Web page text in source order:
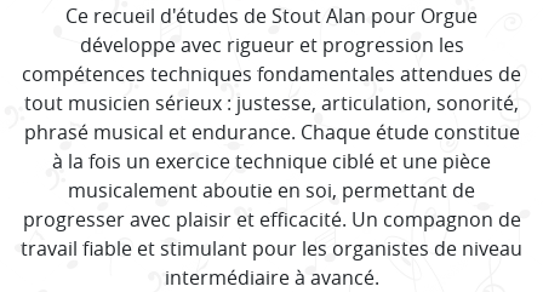
Ce recueil d'études de Stout Alan pour Orgue
développe avec rigueur et progression les
compétences techniques fondamentales attendues de
tout musicien sérieux : justesse, articulation, sonorité,
phrasé musical et endurance. Chaque étude constitue
à la fois un exercice technique ciblé et une pièce
musicalement aboutie en soi, permettant de
progresser avec plaisir et efficacité. Un compagnon de
travail fiable et stimulant pour les organistes de niveau
intermédiaire à avancé.